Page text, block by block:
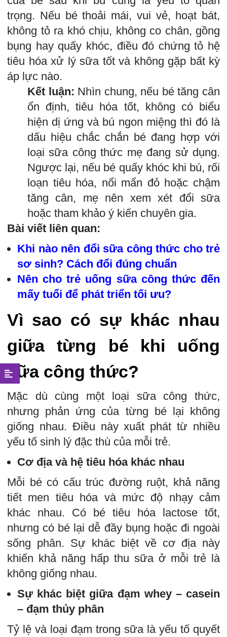
trọng. Nếu bé thoải mái, vui vẻ, hoạt bát,
không tỏ ra khó chịu, không co chân, gồng
bụng hay quấy khóc, điều đó chứng tỏ hệ
tiêu hóa xử lý sữa tốt và không gặp bất kỳ
áp lực nào.
Kết luận: Nhìn chung, nếu bé tăng cân
ổn định, tiêu hóa tốt, không có biểu
hiện dị ứng và bú ngon miệng thì đó là
dấu hiệu chắc chắn bé đang hợp với
loại sữa công thức mẹ đang sử dụng.
Ngược lại, nếu bé quấy khóc khi bú, rối
loạn tiêu hóa, nổi mẩn đỏ hoặc chậm
tăng cân, mẹ nên xem xét đổi sữa
hoặc tham khảo ý kiến chuyên gia.
Bài viết liên quan:
Khi nào nên đổi sữa công thức cho trẻ
sơ sinh? Cách đổi đúng chuẩn
Nên cho trẻ uống sữa công thức đến
mấy tuổi để phát triển tối ưu?
Vì sao có sự khác nhau
giữa từng bé khi uống
sữa công thức?
Mặc dù cùng một loại sữa công thức,
nhưng phản ứng của từng bé lại không
giống nhau. Điều này xuất phát từ nhiều
yếu tố sinh lý đặc thù của mỗi trẻ.
Cơ địa và hệ tiêu hóa khác nhau
Mỗi bé có cấu trúc đường ruột, khả năng
tiết men tiêu hóa và mức độ nhạy cảm
khác nhau. Có bé tiêu hóa lactose tốt,
nhưng có bé lại dễ đầy bụng hoặc đi ngoài
sống phân. Sự khác biệt về cơ địa này
khiến khả năng hấp thu sữa ở mỗi trẻ là
không giống nhau.
Sự khác biệt giữa đạm whey – casein
– đạm thủy phân
Tỷ lệ và loại đạm trong sữa là yếu tố quyết